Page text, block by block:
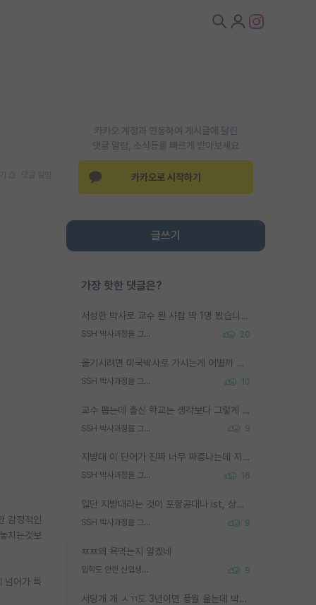
카카오 계정과 연동하여 게시글에 달린
댓글 알람, 소식등을 빠르게 받아보세요
카카오로 시작하기
글쓰기
가장 핫한 댓글은?
서성한 박사로 교수 된 사람 딱 1명 봤습니다. 근데 지방대 박사로 교수된 거는 기적이 일어나야되요. 서성한 학부부터여도 빡센게 교수임용일텐데 지방대박사로 무슨 교수가 되나요...... 중소기업/중견기업 팀장급/연구소장급이나 될거 같네요.
SSH 박사과정을 그만두고 지방대 박사로 옮기면 교수의 꿈은 끝일까요? 20
옮기시려면 미국박사로 가시는게 어떨까 싶네요. 교수가 꿈이면 미국박사 하고 미국교수 까지 같이 노리시는게 기회가 많지 않을까요?
SSH 박사과정을 그만두고 지방대 박사로 옮기면 교수의 꿈은 끝일까요? 10
교수 뽑는데 출신 학교는 생각보다 그렇게 안 봄. 앞으로는 더 안 보게 될거임. 박사는 어디서 진행해도 됨. 단, 제대로 쌓고 좋은 실적 만들 수 있다면. 그런데 지방대는 그럴 가능성이 지극히 낮음. 나만 열심히 잘 하면 된다? 인간은 주변 환경에 지배되는 나약한 존재임. 주변의 지방대 대학원생과 섞이고 지방 특유의 여유로움 또는 나쁘게 얘기해서 나태함에 젖어 살다보면 교수의 꿈 자체를 잊어버리게 될 가능성도 있음. 주변 환경이 70~80%임.
SSH 박사과정을 그만두고 지방대 박사로 옮기면 교수의 꿈은 끝일까요? 9
지방대 이 단어가 진짜 너무 짜증나는데 지방대면 다 그냥 쓰레기인가요? 무슨 말 같지도 않은 댓글들이 있는건지??? 지방에도 충분히 좋은 대학 많고 충분히 잘하는 교수님들 많습니다 포항공대 4개 IST 대표 지거국들 여기 모두 다 지방에 있고 여기 출신들 중에 교수하는 분들 적지 않습니다 지거국 출신이 무슨 교수를 하냐?라고 생각할 사람들 많은데 상위 대표 지거국에 아웃라이어들 많습니다 결국 개인의 연구역량과 실적이 중요합니다 이 역량을 펼치는데 있어서 지도교수와의 합도 중요합니다. 그리고 경력이 필요하면 해외포닥까지 다녀오세요
SSH 박사과정을 그만두고 지방대 박사로 옮기면 교수의 꿈은 끝일까요? 16
일단 지방대라는 것이 포항공대나 ist, 상위 지거국은 아니라고 생각하겠습니다. 그런곳은 서성한에 비해 소위 대학 네임밸류가 크게 뒤떨어지지는 않으니까요. 대학 이름이 중요하냐? 당연합니다. 대학 이름이 좋아서 좋은 아웃풋이 나오는 것이냐, 좋은 대학은 좋은 사람과 좋은 기회가 몰려있으니 아웃풋도 자연스럽게 좋아지는 것이냐? 대답하기 어려운 문제입니다. 아직 한국 사회에서 학벌을 보는 것도, 특히 이공계를 중심으로 학벌보다는 실적 위주라는 분위기가 형성되는 것도 사실입니다. 지방대 출신으로 전임교수가 될수 있느냐? 가능 불가능을 따지면 당연히 가능입니다. 지방대 박사 출신으로 전임교원이 된 경우가 실제로 있으니까요. 현실적인 가능성이 있느냐? 지금 이정도 대학의 교수가 되고싶다고 생각되는 대학 들어가서 컴공과 교수 목록 켜고 박사 어디서 받았는지 쭉 한번 보세요. 냉정하게 지방대 출신인 분들이 많지는 않으실겁니다.
SSH 박사과정을 그만두고 지방대 박사로 옮기면 교수의 꿈은 끝일까요? 9
ㅉㅉ왜 욕먹는지 알겠네
입학도 안한 신입생이 원래 관심을 받나요 9
서당개 개 ㅅㄲ도 3년이면 풍월 읊는데 박사 5년 이상 대리고 있으면서 물된건 교수 탓 맞는ㄱ게 거기가 서당이 아니란 소리임
감정적인
치는것보
넘어가 특